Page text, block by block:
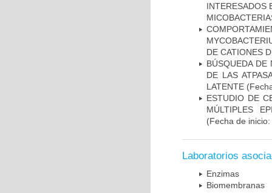
INTERESADOS
DE CATIONES
BÚSQUEDA DE
DE LAS
LATENTE
ESTUDIO DE
MÚLTIPLES
(Fecha de
Laboratorios
Enzimas
Biomembranas